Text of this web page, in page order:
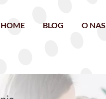
HOME BLOG O NAS